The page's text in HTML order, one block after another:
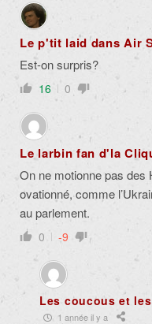
Le p'tit laid dans Air
Est-on surpris?
16 0
Le larbin fan d'la
On ne motionne pas des
ovationné, comme
au parlement.
0 -9
Les coucous et
1 année il y a